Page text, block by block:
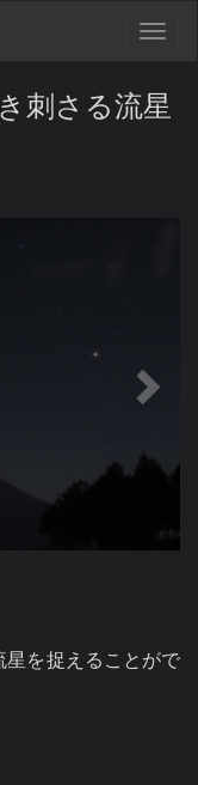
刺さる流星
を捉えることがで